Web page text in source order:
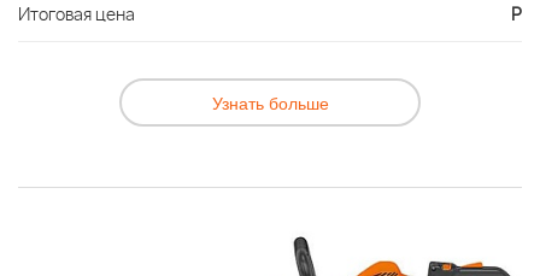
Итоговая цена Р
Узнать больше